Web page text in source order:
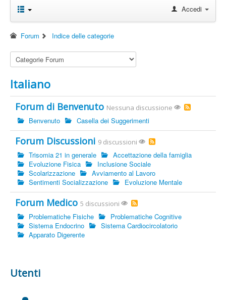
Accedi
Forum Indice delle categorie
Italiano
Forum di Benvenuto Nessuna discussione
Benvenuto Casella dei Suggerimenti
Forum Discussioni 9 discussioni
Trisomia 21 in generale
Accettazione della famiglia
Evoluzione Fisica
Inclusione Sociale
Scolarizzazione
Avviamento al Lavoro
Sentimenti Socializzazione
Evoluzione Mentale
Forum Medico 5 discussioni
Problematiche Fisiche
Problematiche Cognitive
Sistema Endocrino
Sistema Cardiocircolatorio
Apparato Digerente
Utenti